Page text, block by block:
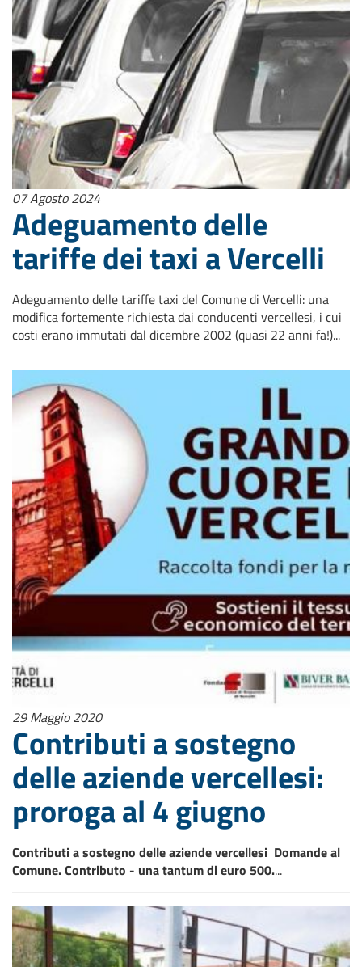
07 Agosto 2024
Adeguamento delle
tariffe dei taxi a Vercelli
Adeguamento delle tariffe taxi del Comune di Vercelli: una
modifica fortemente richiesta dai conducenti vercellesi, i cui
costi erano immutati dal dicembre 2002 (quasi 22 anni fa!)...
29 Maggio 2020
Contributi a sostegno
delle aziende vercellesi:
proroga al 4 giugno
Contributi a sostegno delle aziende vercellesi Domande al
Comune. Contributo - una tantum di euro 500....